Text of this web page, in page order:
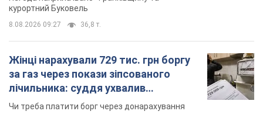
курортний Буковель
8.08.2026 09:27 36,8 т.
Жінці нарахували 729 тис. грн боргу
за газ через покази зіпсованого
лічильника: суддя ухвалив
неочікуване рішення
Чи треба платити борг через донарахування